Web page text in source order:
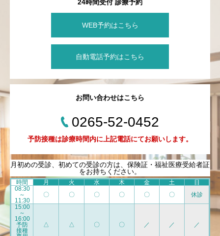
24時間受付 診療予約
WEB予約はこちら
自動電話予約はこちら
お問い合わせはこちら
0265-52-0452
予防接種は診療時間内に上記電話にてお願いします。
月初めの受診、初めての受診の方は、保険証・福祉医療受給者証
をお持ちください。
時間 月 火 水 木 金 土
日
08:30
～
11:30
〇 〇 〇 〇 〇 〇
休診
15:00
～
16:00
予防
接種
△ △ 〇 〇 ／ ／ ／